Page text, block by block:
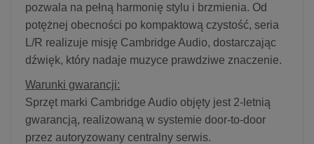
pozwala na pełną harmonię stylu i brzmienia. Od
potężnej obecności po kompaktową czystość, seria
L/R realizuje misję Cambridge Audio, dostarczając
dźwięk, który nadaje muzyce prawdziwe znaczenie.
Warunki gwarancji:
Sprzęt marki Cambridge Audio objęty jest 2-letnią
gwarancją, realizowaną w systemie door-to-door
przez autoryzowany centralny serwis.